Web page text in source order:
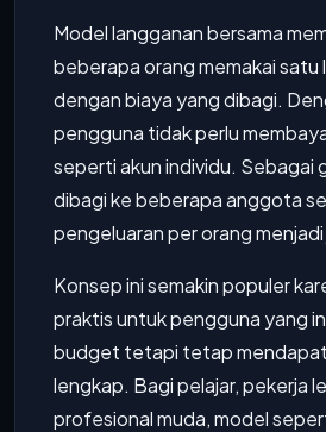
Model langganan bersama
beberapa orang memakai satu
dengan biaya yang dibagi.
pengguna tidak perlu
seperti akun individu. Sebagai
dibagi ke beberapa anggota
pengeluaran per orang menjadi
Konsep ini semakin populer
praktis untuk pengguna yang
budget tetapi tetap
lengkap. Bagi pelajar, pekerja
profesional muda, model